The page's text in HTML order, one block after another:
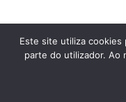
Este site utiliza cookies
parte do utilizador. Ao